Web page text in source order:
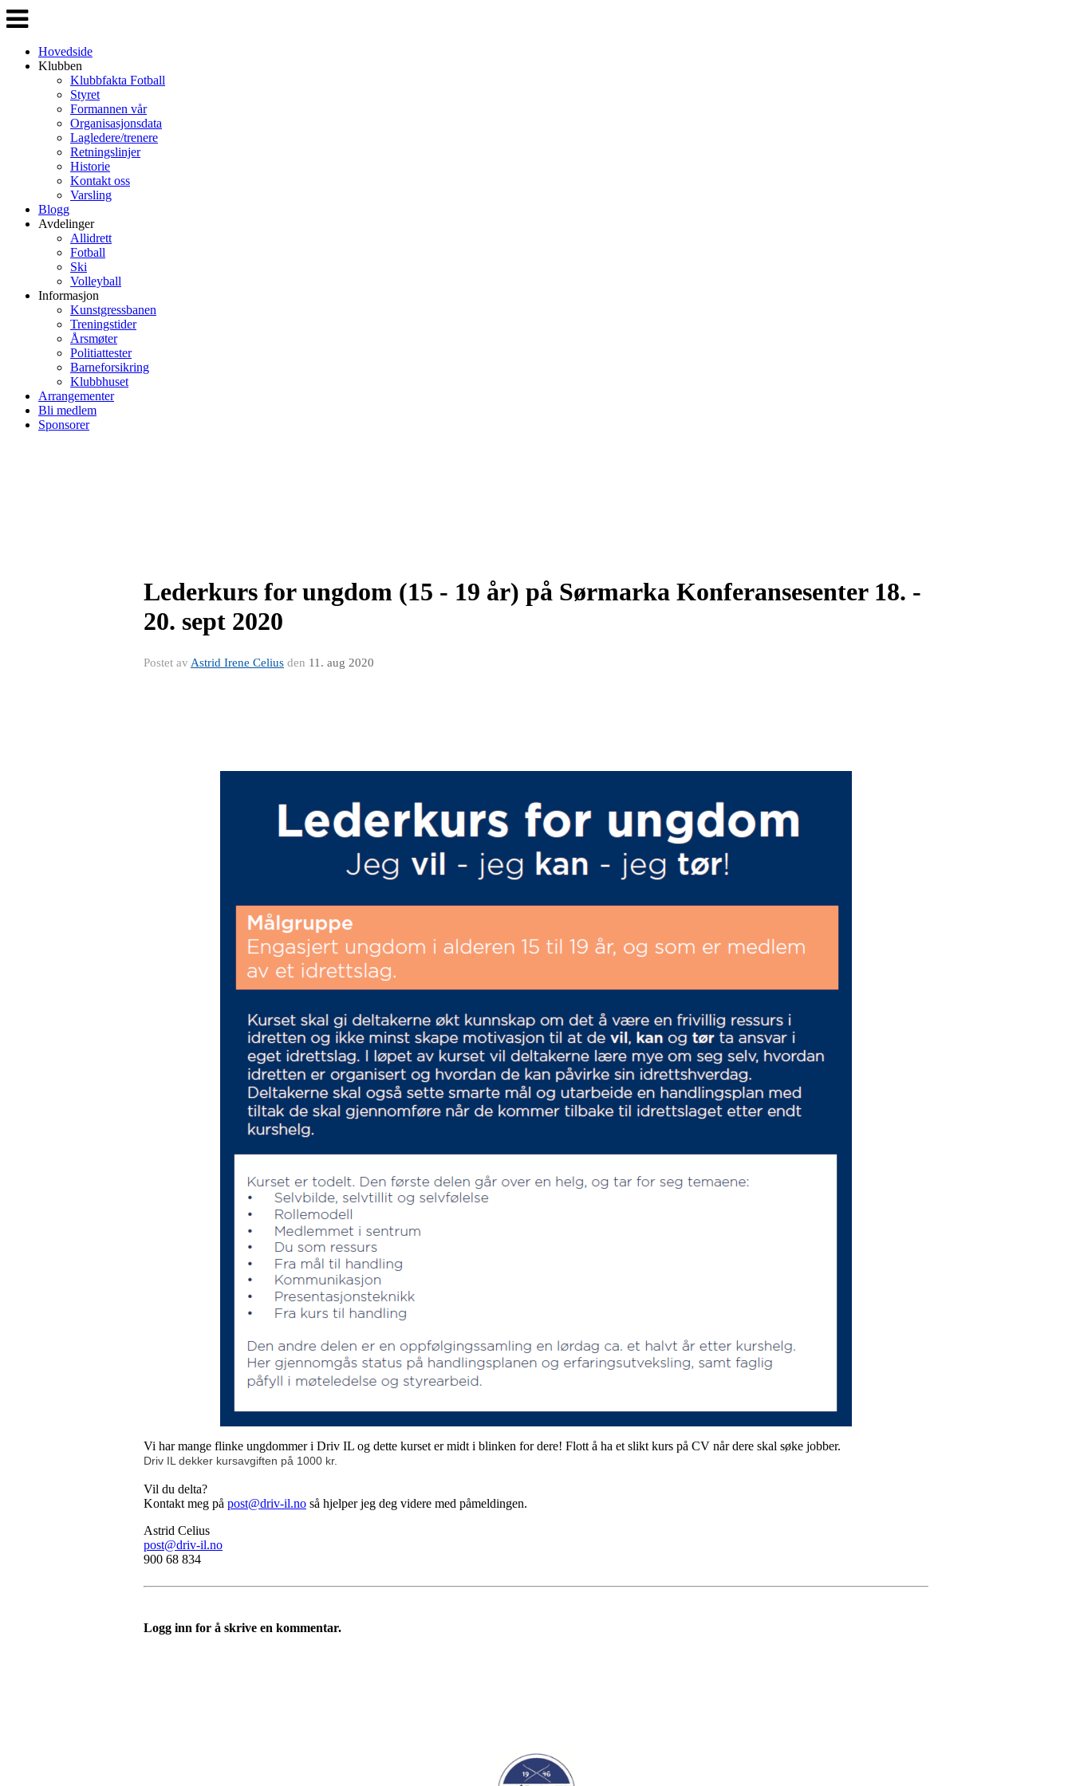
Veksle
navigasjon
Hovedside
Klubben
Klubbfakta Fotball
Styret
Formannen vår
Organisasjonsdata
Lagledere/trenere
Retningslinjer
Historie
Kontakt oss
Varsling
Blogg
Avdelinger
Allidrett
Fotball
Ski
Volleyball
Informasjon
Kunstgressbanen
Treningstider
Årsmøter
Politiattester
Barneforsikring
Klubbhuset
Arrangementer
Bli medlem
Sponsorer
Lederkurs for ungdom (15 - 19 år) på Sørmarka Konferansesenter 18. -
20. sept 2020
Postet av Astrid Irene Celius den 11. aug 2020
Vi har mange flinke ungdommer i Driv IL og dette kurset er midt i blinken for dere! Flott å ha et slikt kurs på CV når dere skal søke jobber.
Driv IL dekker kursavgiften på 1000 kr.
Vil du delta?
Kontakt meg på post@driv-il.no så hjelper jeg deg videre med påmeldingen.
Astrid Celius
post@driv-il.no
900 68 834
Logg inn for å skrive en kommentar.